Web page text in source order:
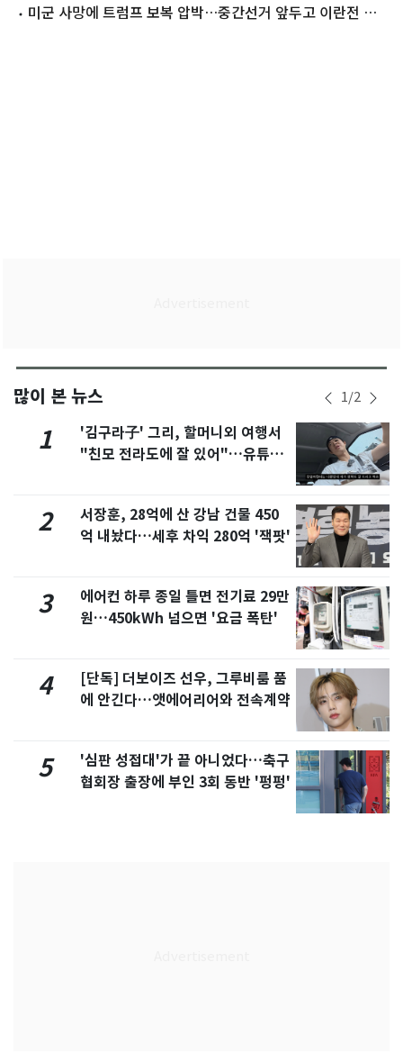
성 주목
미군 사망에 트럼프 보복 압박…중간선거 앞두고 이란전 확
많이 본 뉴스 1/2
1
'김구라子' 그리, 할머니외 여행서
"친모 전라도에 잘 있어"…유튜브
2
서장훈, 28억에 산 강남 건물 450
억 내놨다…세후 차익 280억 '잭팟'
3
에어컨 하루 종일 틀면 전기료 29만
원…450kWh 넘으면 '요금 폭탄'
4
[단독] 더보이즈 선우, 그루비룸 품
에 안긴다…앳에어리어와 전속계약
5
'심판 성접대'가 끝 아니었다…축구
협회장 출장에 부인 3회 동반 '펑펑'